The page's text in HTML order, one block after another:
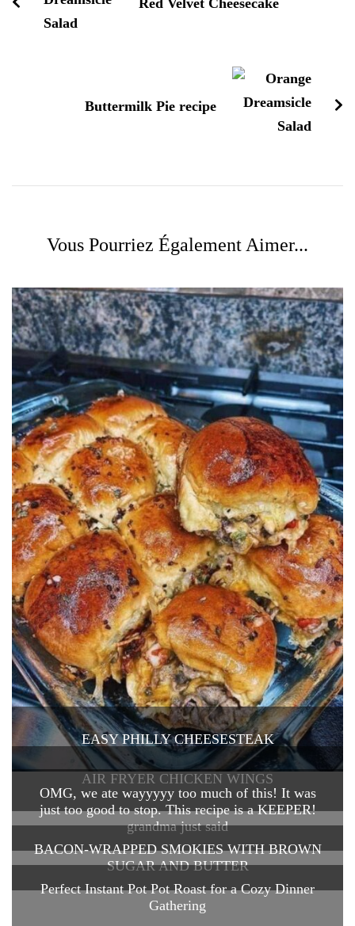
Red Velvet Cheesecake
Buttermilk Pie recipe
Vous Pourriez Également Aimer...
EASY PHILLY CHEESESTEAK
AIR FRYER CHICKEN WINGS
OMG, we ate wayyyyy too much of this! It was
just too good to stop. This recipe is a KEEPER!
grandma just said
BACON-WRAPPED SMOKIES WITH BROWN
SUGAR AND BUTTER
Perfect Instant Pot Pot Roast for a Cozy Dinner
Gathering